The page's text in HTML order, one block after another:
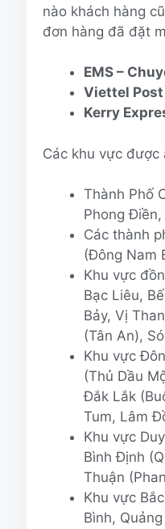
nào khách hàng
đơn hàng đã đặt
EMS –
Viettel
Kerry
Các khu vực được
Thành Phố
Phong
Các thành
(Đông Nam
Khu vực
Bạc Liêu,
Bảy, Vị
(Tân An),
Khu vực
(Thủ Dầu
Đắk Lắk
Tum, Lâm
Khu vực
Bình Định
Thuận
Khu vực
Bình,